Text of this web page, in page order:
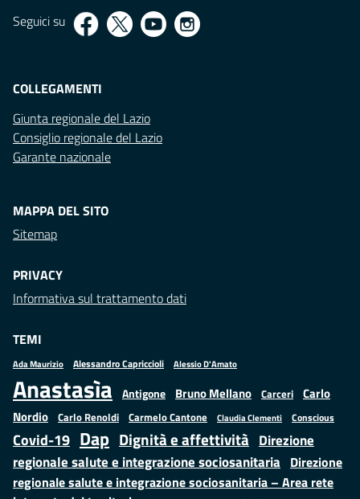
Seguici su
COLLEGAMENTI
Giunta regionale del Lazio
Consiglio regionale del Lazio
Garante nazionale
MAPPA DEL SITO
Sitemap
PRIVACY
Informativa sul trattamento dati
TEMI
Ada Maurizio Alessandro Capriccioli Alessio D'Amato
Anastasìa Antigone Bruno Mellano Carceri
Carlo
Nordio Carlo Renoldi Carmelo Cantone Claudia Clementi Conscious
Covid-19 Dap Dignità e affettività Direzione
regionale salute e integrazione sociosanitaria Direzione
regionale salute e integrazione sociosanitaria – Area rete